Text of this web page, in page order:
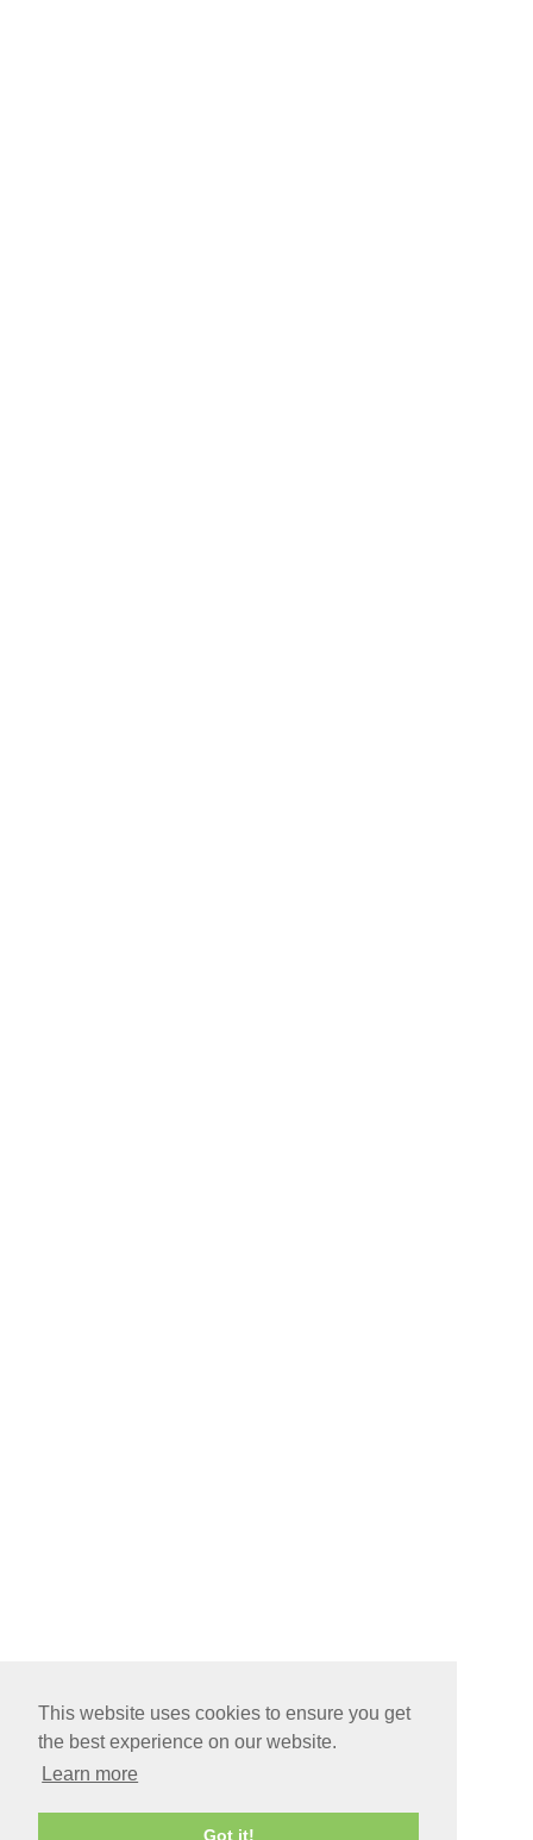
This website uses cookies to ensure you get
the best experience on our website.
Learn more
Got it!